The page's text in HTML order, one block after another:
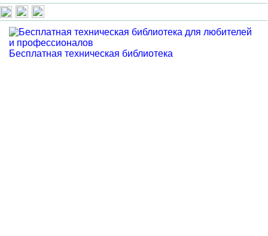
Бесплатная техническая библиотека